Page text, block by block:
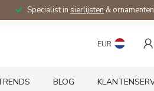
Specialist in sierlijsten &
EUR
BLOG